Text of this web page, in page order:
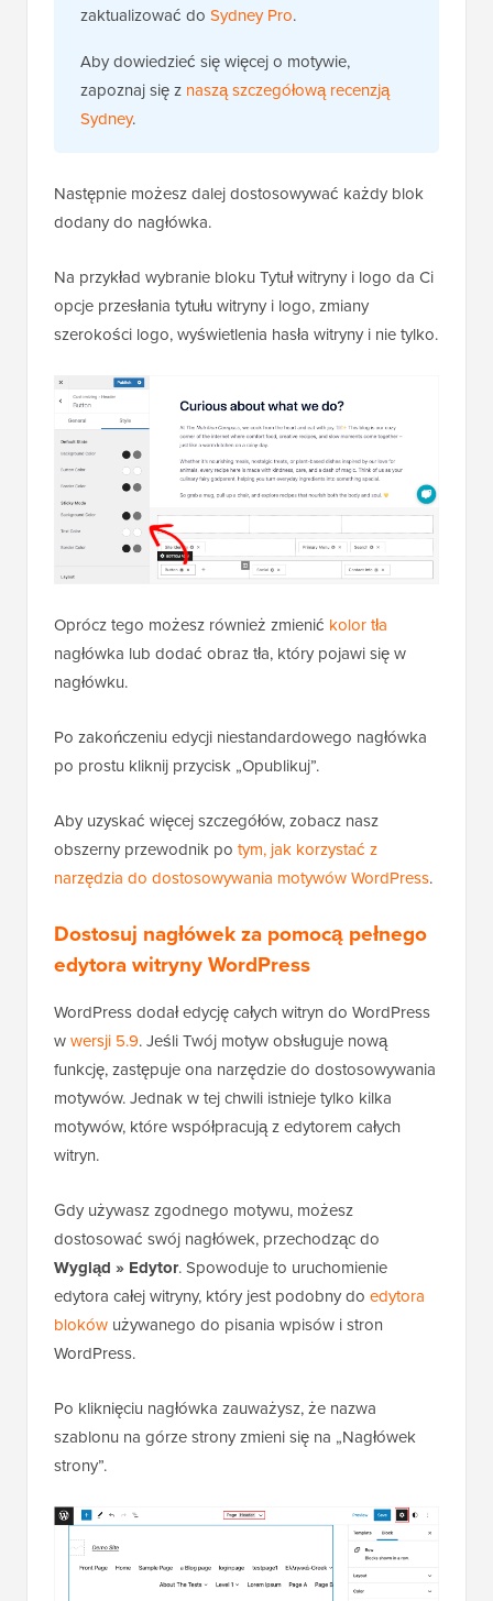
zaktualizować do Sydney Pro.
Aby dowiedzieć się więcej o motywie,
zapoznaj się z naszą szczegółową recenzją
Sydney.
Następnie możesz dalej dostosowywać każdy blok
dodany do nagłówka.
Na przykład wybranie bloku Tytuł witryny i logo da Ci
opcje przesłania tytułu witryny i logo, zmiany
szerokości logo, wyświetlenia hasła witryny i nie tylko.
Oprócz tego możesz również zmienić kolor tła
nagłówka lub dodać obraz tła, który pojawi się w
nagłówku.
Po zakończeniu edycji niestandardowego nagłówka
po prostu kliknij przycisk „Opublikuj”.
Aby uzyskać więcej szczegółów, zobacz nasz
obszerny przewodnik po tym, jak korzystać z
narzędzia do dostosowywania motywów WordPress.
Dostosuj nagłówek za pomocą pełnego
edytora witryny WordPress
WordPress dodał edycję całych witryn do WordPress
wwersji 5.9. Jeśli Twój motyw obsługuje nową
funkcję, zastępuje ona narzędzie do dostosowywania
motywów. Jednak w tej chwili istnieje tylko kilka
motywów, które współpracują z edytorem całych
witryn.
Gdy używasz zgodnego motywu, możesz
dostosować swój nagłówek, przechodząc do
Wygląd » Edytor. Spowoduje to uruchomienie
edytora całej witryny, który jest podobny do edytora
bloków używanego do pisania wpisów i stron
WordPress.
Po kliknięciu nagłówka zauważysz, że nazwa
szablonu na górze strony zmieni się na „Nagłówek
strony”.